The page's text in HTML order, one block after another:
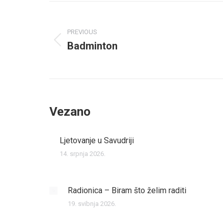
navigation
PREVIOUS
Previous
Badminton
Vezano
Ljetovanje u Savudriji
14. srpnja 2026.
Radionica – Biram što želim raditi
19. svibnja 2026.